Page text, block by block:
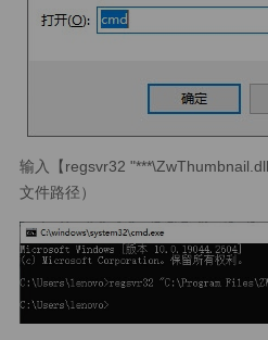
输入【regsvr32
文件路径）